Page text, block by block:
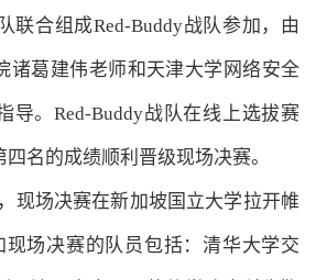
联合组成Red-Buddy战队参加，由
诸葛建伟老师和天津大学网络安全
导。Red-Buddy战队在线上选拔赛
名的成绩顺利晋级现场决赛。
场决赛在新加坡国立大学拉开帷
现场决赛的队员包括：清华大学交